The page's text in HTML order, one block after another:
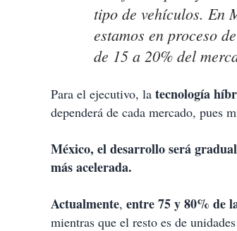
tipo de vehículos. En
estamos en proceso
de 15 a 20% del
Para el ejecutivo, la tecnología
dependerá de cada mercado, pues
México, el desarrollo será gradual
más acelerada.
Actualmente, entre 75 y 80% de
mientras que el resto es de